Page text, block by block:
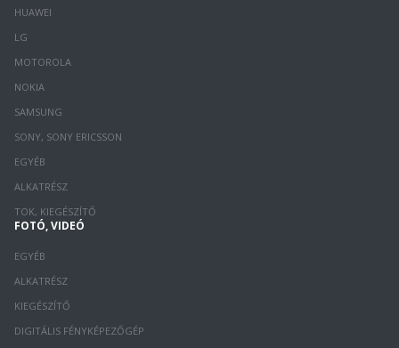
HUAWEI
LG
MOTOROLA
NOKIA
SAMSUNG
SONY, SONY ERICSSON
EGYÉB
ALKATRÉSZ
TOK, KIEGÉSZÍTŐ
FOTÓ, VIDEÓ
EGYÉB
ALKATRÉSZ
KIEGÉSZÍTŐ
DIGITÁLIS FÉNYKÉPEZŐGÉP